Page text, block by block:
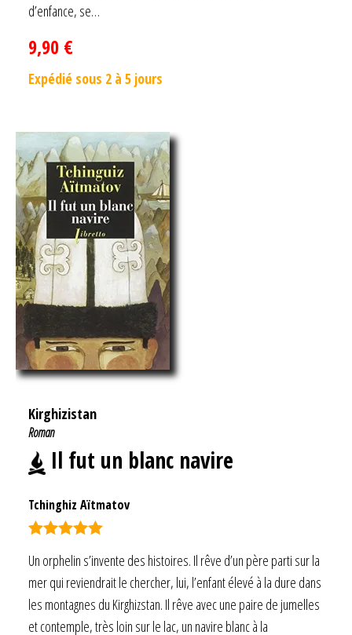
d’enfance, se…
9,90 €
Expédié sous 2 à 5 jours
Kirghizistan
Roman
Il fut un blanc navire
Tchinghiz Aïtmatov
sur 5
Un orphelin s’invente des histoires. Il rêve d’un père parti sur la
mer qui reviendrait le chercher, lui, l’enfant élevé à la dure dans
les montagnes du Kirghizstan. Il rêve avec une paire de jumelles
et contemple, très loin sur le lac, un navire blanc à la